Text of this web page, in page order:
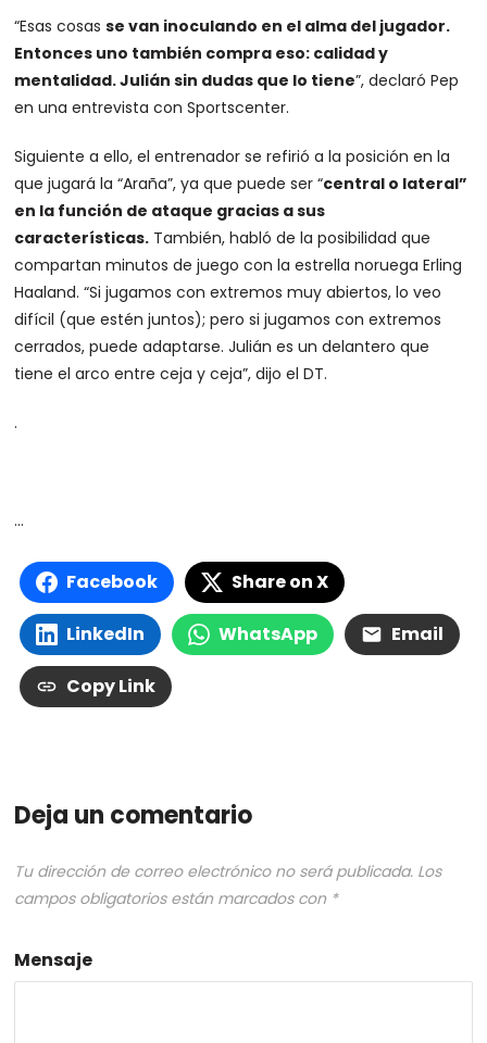
“Esas cosasse van inoculando en el alma del jugador.
Entonces uno también compra eso: calidad y
mentalidad. Julián sin dudas que lo tiene”, declaró Pep
en una entrevista con Sportscenter.
Siguiente a ello, el entrenador se refirió a la posición en la
que jugará la “Araña”, ya que puede ser “central o lateral”
en la función de ataque gracias a sus
características. También, habló de la posibilidad que
compartan minutos de juego con la estrella noruega Erling
Haaland. “Si jugamos con extremos muy abiertos, lo veo
difícil (que estén juntos); pero si jugamos con extremos
cerrados, puede adaptarse. Julián es un delantero que
tiene el arco entre ceja y ceja”, dijo el DT.
.
…
Facebook Share on X
LinkedIn WhatsApp Email
Copy Link
Deja un comentario
Tu dirección de correo electrónico no será publicada. Los
campos obligatorios están marcados con *
Mensaje